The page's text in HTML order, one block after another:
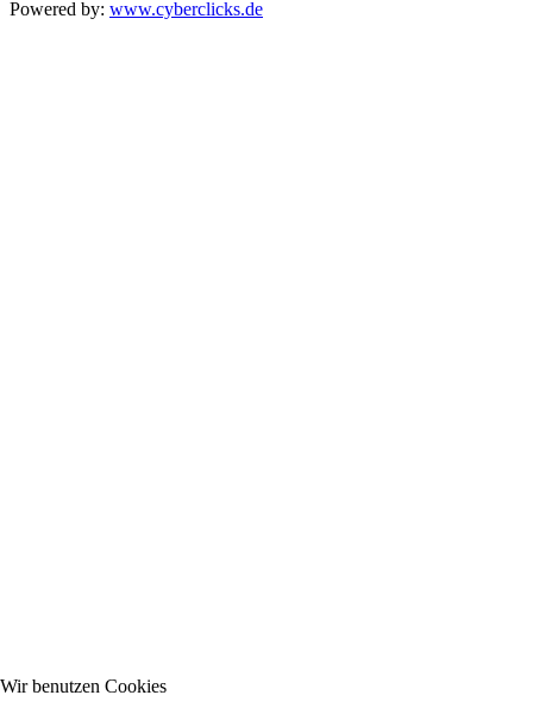
Powered by: www.cyberclicks.de
Wir benutzen Cookies